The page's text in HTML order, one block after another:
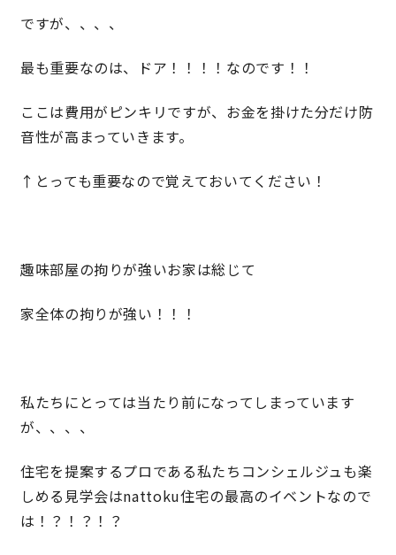
お知らせ
動画ギャラリー
サイトマップ プライバシーポリシー
ですが、、、、
最も重要なのは、ドア！！！！なのです！！
ここは費用がピンキリですが、お金を掛けた分だけ防
音性が高まっていきます。
↑とっても重要なので覚えておいてください！
趣味部屋の拘りが強いお家は総じて
家全体の拘りが強い！！！
私たちにとっては当たり前になってしまっています
が、、、、
住宅を提案するプロである私たちコンシェルジュも楽
しめる見学会はnattoku住宅の最高のイベントなので
は！？！？！？